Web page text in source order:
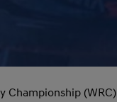
Championship (WRC)